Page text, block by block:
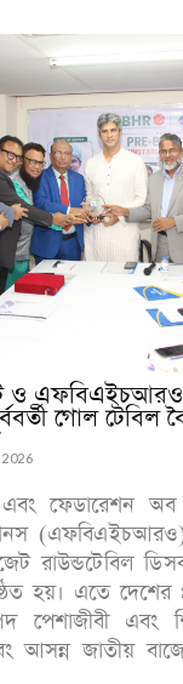
ও
গোল টেবিল
এবং ফেডারেশন
রাউন্ডটেবিল
হয়। এতে দেশের
পেশাজীবী এবং
আসন্ন জাতীয়